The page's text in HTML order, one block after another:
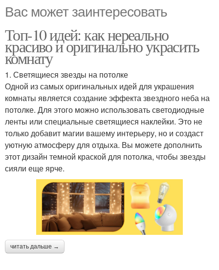
Вас может заинтересовать
Топ-10 идей: как нереально
красиво и оригинально украсить
комнату
1. Светящиеся звезды на потолке
Одной из самых оригинальных идей для украшения
комнаты является создание эффекта звездного неба на
потолке. Для этого можно использовать светодиодные
ленты или специальные светящиеся наклейки. Это не
только добавит магии вашему интерьеру, но и создаст
уютную атмосферу для отдыха. Вы можете дополнить
этот дизайн темной краской для потолка, чтобы звезды
сияли еще ярче.
читать дальше →